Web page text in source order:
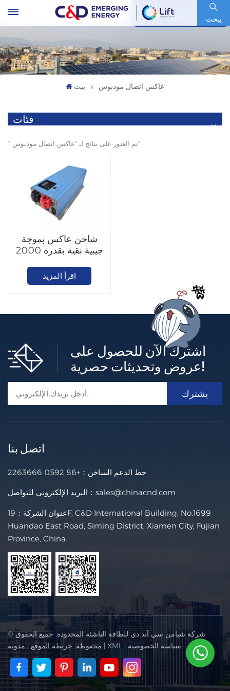
يبحث
رمز السهم : 600153.SH
بيت عاكس اتصال مودبوس
فئات
1 تم العثور على نتائج لـ "عاكس اتصال مودبوس"
شاحن عاكس بموجة
جيبية نقية بقدرة 2000
اقرأ المزيد
اشترك الآن للحصول على
عروض وتحديثات حصرية!
اتصل بنا
خط الدعم الساخن： +86 0592 2263666
البريد الإلكتروني للتواصل： sales@chinacnd.com
عنوان الشركة：19F, C&D International Building, No.1699
Huandao East Road, Siming District, Xiamen City, Fujian
Province, China
© شركة شيامن سي آند دي للطاقة الناشئة المحدودة. جميع الحقوق
محفوظة.خريطة الموقع|مدونة | XML |سياسة الخصوصية